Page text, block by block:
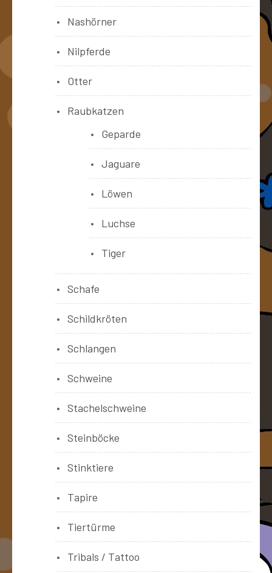
Nashörner
Nilpferde
Otter
Raubkatzen
Geparde
Jaguare
Löwen
Luchse
Tiger
Schafe
Schildkröten
Schlangen
Schweine
Stachelschweine
Steinböcke
Stinktiere
Tapire
Tiertürme
Tribals / Tattoo